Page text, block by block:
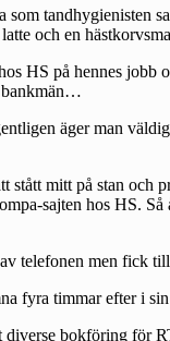
som tandhygienisten
och en
HS på hennes
bankmän…
äger man
stått mitt på stan och
sajten hos HS.
telefonen men fick
fyra timmar efter i
diverse bokföring för